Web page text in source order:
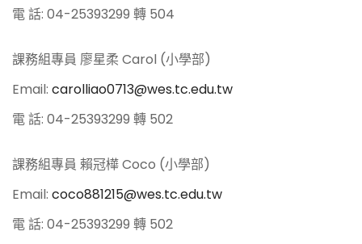
電 話: 04-25393299 轉 504
課務組專員 廖星柔 Carol (小學部)
Email: carolliao0713@wes.tc.edu.tw
電 話: 04-25393299 轉 502
課務組專員 賴冠樺 Coco (小學部)
Email: coco881215@wes.tc.edu.tw
電 話: 04-25393299 轉 502